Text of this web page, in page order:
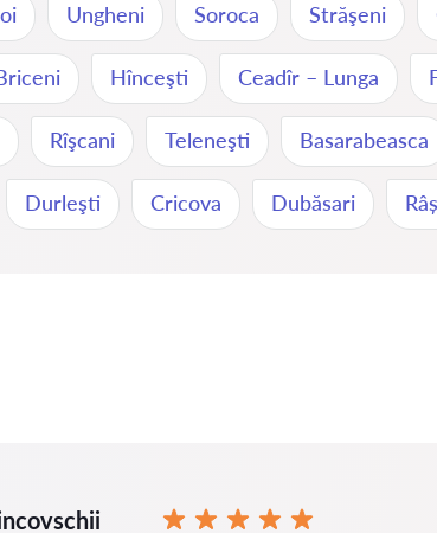
Ungheni Soroca Străşeni
Hînceşti Ceadîr – Lunga
Rîşcani Teleneşti Basarabeasca
Durleşti Cricova Dubăsari